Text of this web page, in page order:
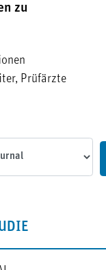
zu
Prüfärzte